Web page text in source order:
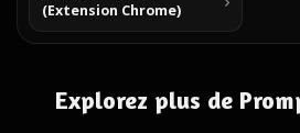
(Extension Chrome)
Explorez plus de